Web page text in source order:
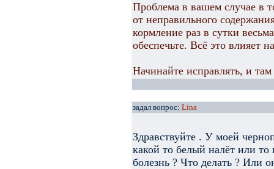
Проблема в вашем случае в
от неправильного
кормление раз в сутки
обеспечьте. Всё это влияет
Начинайте исправлять, и
задал вопрос: Lina
Здравствуйте . У моей
какой то белый налёт или то
болезнь ? Что делать ? Или